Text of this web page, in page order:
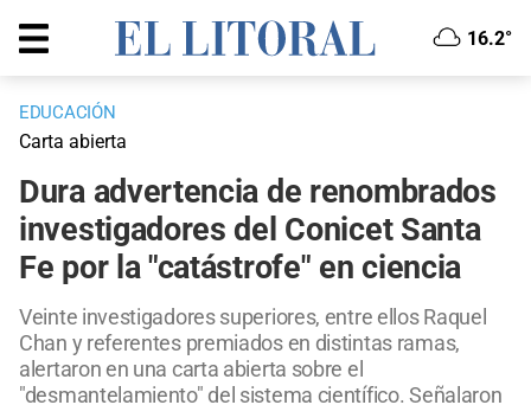
16.2°
EDUCACIÓN
Carta abierta
Dura advertencia de renombrados
investigadores del Conicet Santa
Fe por la "catástrofe" en ciencia
Veinte investigadores superiores, entre ellos Raquel
Chan y referentes premiados en distintas ramas,
alertaron en una carta abierta sobre el
"desmantelamiento" del sistema científico. Señalaron